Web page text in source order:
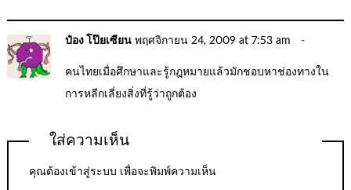
ป๋อง โป๊ยเซียน พฤศจิกายน 24, 2009 at 7:53 am
คนไทยเมื่อศึกษาและรู้กฎหมายแล้วมักชอบหาช่องทางใน
การหลีกเลี่ยงสิ่งที่รู้ว่าถูกต้อง
ใส่ความเห็น
คุณต้องเข้าสู่ระบบ เพื่อจะพิมพ์ความเห็น